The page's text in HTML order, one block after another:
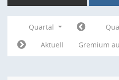
Quartal
Aktuell
Gremium